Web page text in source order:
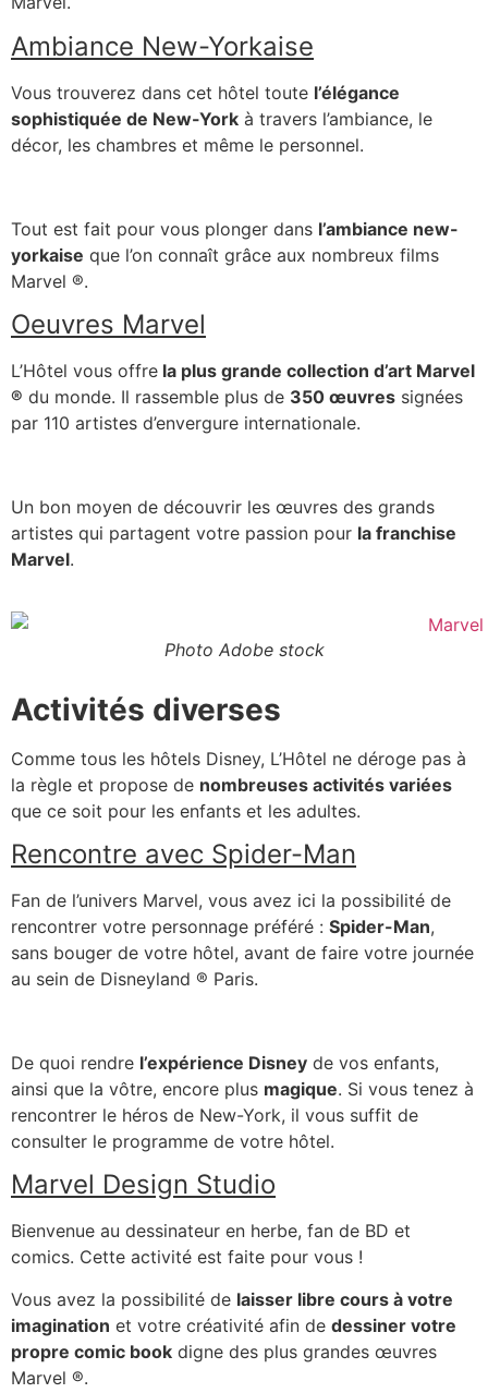
Ambiance New-Yorkaise
Vous trouverez dans cet hôtel toute l’élégance
sophistiquée de New-York à travers l’ambiance, le
décor, les chambres et même le personnel.
Tout est fait pour vous plonger dans l’ambiance new-
yorkaise que l’on connaît grâce aux nombreux films
Marvel ®.
Oeuvres Marvel
L’Hôtel vous offre la plus grande collection d’art Marvel
® du monde. Il rassemble plus de 350 œuvres signées
par 110 artistes d’envergure internationale.
Un bon moyen de découvrir les œuvres des grands
artistes qui partagent votre passion pour la franchise
Marvel.
Photo Adobe stock
Activités diverses
Comme tous les hôtels Disney, L’Hôtel ne déroge pas à
la règle et propose de nombreuses activités variées
que ce soit pour les enfants et les adultes.
Rencontre avec Spider-Man
Fan de l’univers Marvel, vous avez ici la possibilité de
rencontrer votre personnage préféré : Spider-Man,
sans bouger de votre hôtel, avant de faire votre journée
au sein de Disneyland ® Paris.
De quoi rendre l’expérience Disney de vos enfants,
ainsi que la vôtre, encore plus magique. Si vous tenez à
rencontrer le héros de New-York, il vous suffit de
consulter le programme de votre hôtel.
Marvel Design Studio
Bienvenue au dessinateur en herbe, fan de BD et
comics. Cette activité est faite pour vous !
Vous avez la possibilité de laisser libre cours à votre
imagination et votre créativité afin de dessiner votre
propre comic book digne des plus grandes œuvres
Marvel ®.